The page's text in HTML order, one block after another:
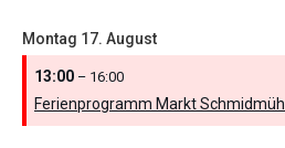
Montag 17. August
13:00 – 16:00
Ferienprogramm Markt